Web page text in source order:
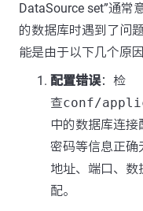
DataSource set”通常
的数据库时遇到了问
能是由于以下几个原因
配置错误：检
查conf/
中的数据库连接
密码等信息正确
地址、端口、
配。